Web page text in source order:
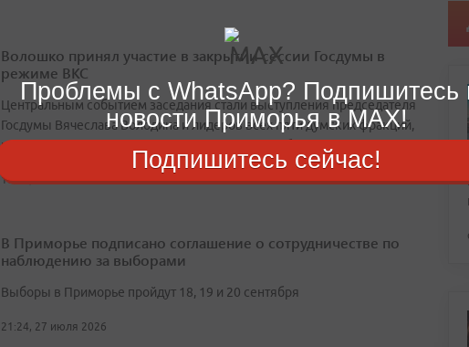
Волошко принял участие в закрытии сессии Госдумы в
режиме ВКС
Центральным событием заседания стали выступления председателя
Госдумы Вячеслава Володина и лидеров всех пяти думских фракций,
которые представили отчеты о проделанной работе
10:17, 28 июля 2026
В Приморье подписано соглашение о сотрудничестве по
наблюдению за выборами
Выборы в Приморье пройдут 18, 19 и 20 сентября
21:24, 27 июля 2026
Проблемы с WhatsApp? Подпишитесь
новости Приморья в MAX!
Подпишитесь сейчас!